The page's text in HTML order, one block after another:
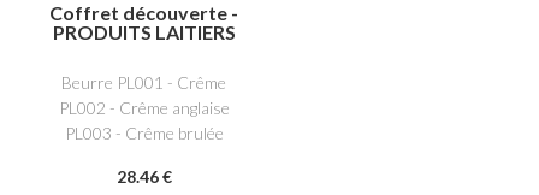
Coffret découverte -
PRODUITS LAITIERS
Beurre PL001 - Crême
PL002 - Crême anglaise
PL003 - Crême brulée
PL012 - Crème Chantilly
28.46 €